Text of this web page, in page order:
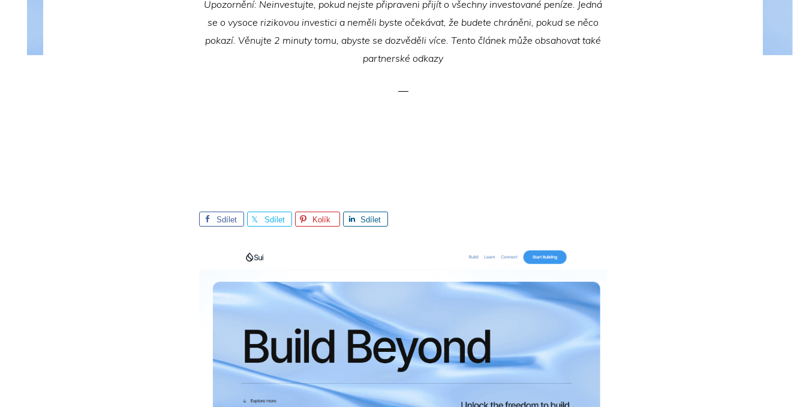
Upozornění: Neinvestujte, pokud nejste připraveni přijít o všechny investované peníze. Jedná
se o vysoce rizikovou investici a neměli byste očekávat, že budete chráněni, pokud se něco
pokazí. Věnujte 2 minuty tomu, abyste se dozvěděli více. Tento článek může obsahovat také
partnerské odkazy
Sdílet Sdílet Kolík Sdílet